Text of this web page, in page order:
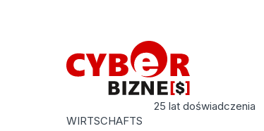
25 lat doświadczenia
WIRTSCHAFTS